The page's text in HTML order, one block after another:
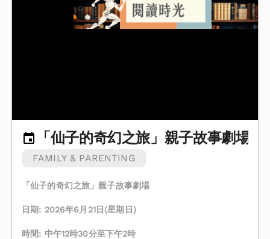
「仙子的奇幻之旅」親子故事劇場
FAMILY & PARENTING
「仙子的奇幻之旅」親子故事劇場
日期: 2026年6月21日(星期日)
時間: 中午12時30分至下午2時